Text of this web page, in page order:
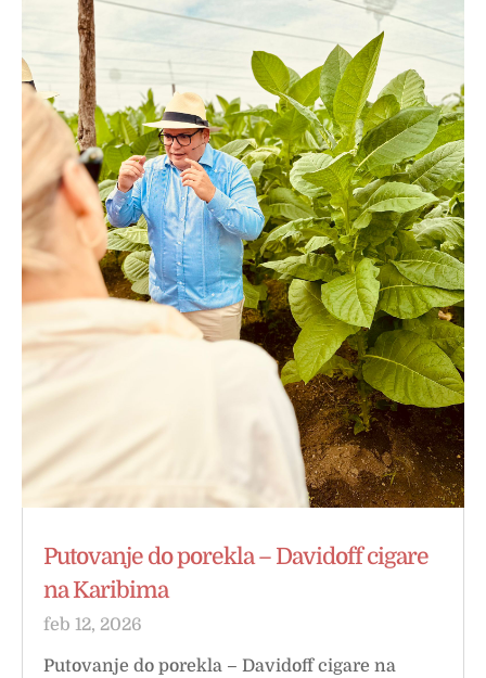
Putovanje do porekla – Davidoff cigare
na Karibima
feb 12, 2026
Putovanje do porekla – Davidoff cigare na